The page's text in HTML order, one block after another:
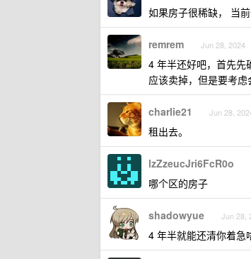
如果房子很稀缺， 当
remrem Jun 28, 2024
4 年半还好吧，首先先
应该卖掉，但是要考
charlie21 Jun 28,
租出去。
lzZzeucJri6FcR0o
哪个区的房子
shadowyue Jun 28,
4 年半就能还清你着急